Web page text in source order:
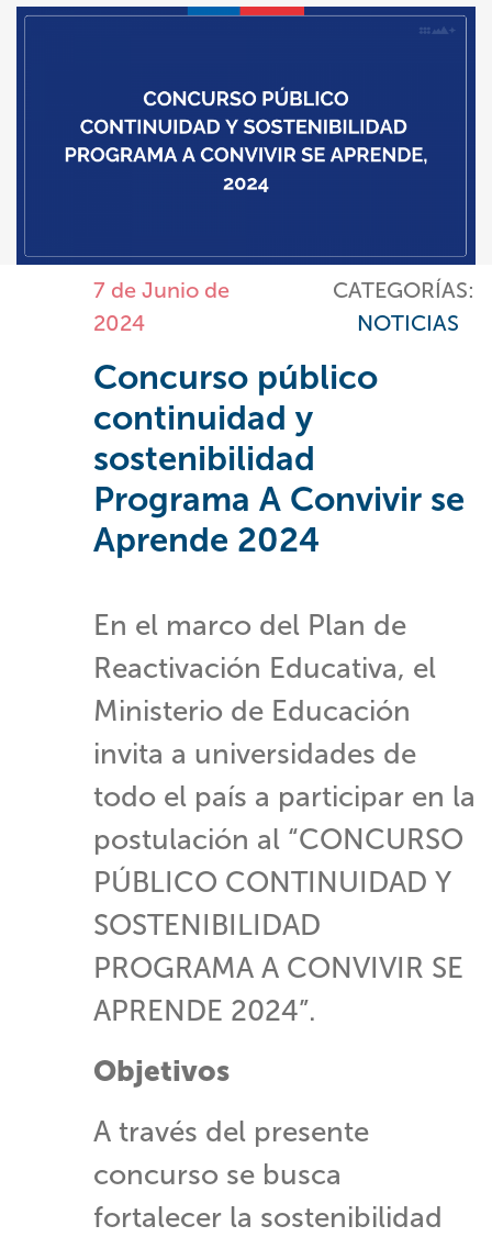
7 de Junio de
2024
CATEGORÍAS:
NOTICIAS
Concurso público
continuidad y
sostenibilidad
Programa A Convivir se
Aprende 2024
En el marco del Plan de
Reactivación Educativa, el
Ministerio de Educación
invita a universidades de
todo el país a participar en la
postulación al “CONCURSO
PÚBLICO CONTINUIDAD Y
SOSTENIBILIDAD
PROGRAMA A CONVIVIR SE
APRENDE 2024”.
Objetivos
A través del presente
concurso se busca
fortalecer la sostenibilidad